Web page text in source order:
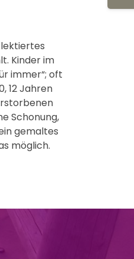
Kinder im
immer“; oft
12 Jahren
Schonung,
gemaltes
möglich.